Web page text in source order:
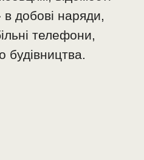
в добові наряди,
телефони,
будівництва.